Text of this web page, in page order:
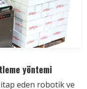
yöntemi
eden robotik ve